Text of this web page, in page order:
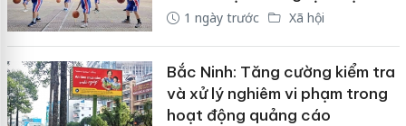
1 ngày trước Xã hội
Bắc Ninh: Tăng cường kiểm tra
và xử lý nghiêm vi phạm trong
hoạt động quảng cáo